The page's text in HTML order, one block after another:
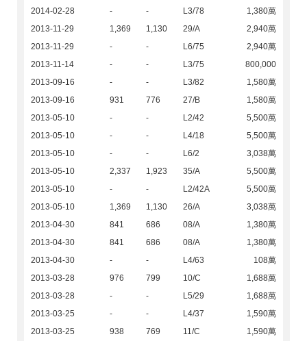
2014-02-28
- - L3/78
1,380萬
2013-11-29
1,369 1,130 29/A
2,940萬
2013-11-29
- - L6/75
2,940萬
2013-11-14
- - L3/75
800,000
2013-09-16
- - L3/82
1,580萬
2013-09-16
931 776 27/B
1,580萬
2013-05-10
- - L2/42
5,500萬
2013-05-10
- - L4/18
5,500萬
2013-05-10
- - L6/2
3,038萬
2013-05-10
2,337 1,923 35/A
5,500萬
2013-05-10
- - L2/42A
5,500萬
2013-05-10
1,369 1,130 26/A
3,038萬
2013-04-30
841 686 08/A
1,380萬
2013-04-30
841 686 08/A
1,380萬
2013-04-30
- - L4/63
108萬
2013-03-28
976 799 10/C
1,688萬
2013-03-28
- - L5/29
1,688萬
2013-03-25
- - L4/37
1,590萬
2013-03-25
938 769 11/C
1,590萬